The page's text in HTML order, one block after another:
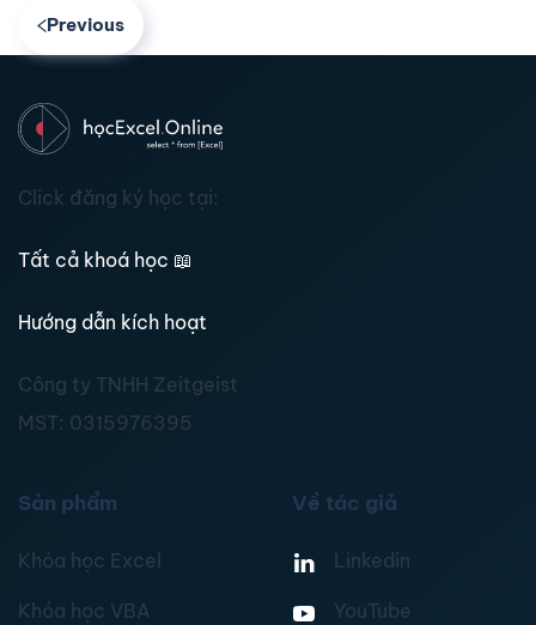
Previous
Click đăng ký học tại:
Tất cả khoá học 📖
Hướng dẫn kích hoạt
Công ty TNHH Zeitgeist
MST: 0315976395
Sản phẩm
Khóa học Excel
Khóa học VBA
Về tác giả
Linkedin
YouTube